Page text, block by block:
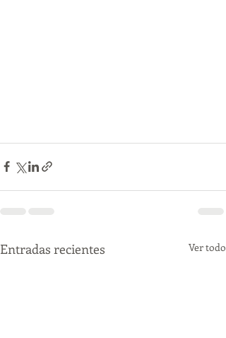
Entradas recientes Ver todo